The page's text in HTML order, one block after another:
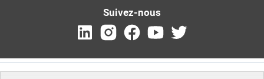
Suivez-nous